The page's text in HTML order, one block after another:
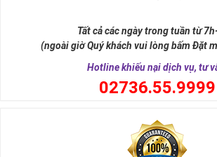
hồng mao. Bởi đây là con số đẹp nhất, quyền
các số còn lại nó đại diện cho quyền lực, sức
Tất cả các ngày trong tuần từ
(ngoài giờ Quý khách vui lòng bấm Đặt
Hotline khiếu nại dịch vụ, tư
02736.55.9999